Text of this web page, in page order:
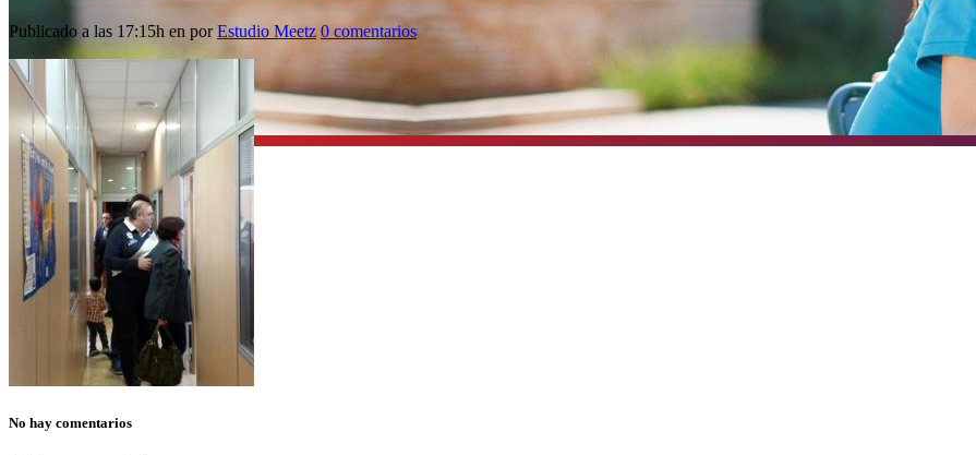
Publicado a las 17:15h en porEstudio Meetz 0 comentarios
No hay comentarios